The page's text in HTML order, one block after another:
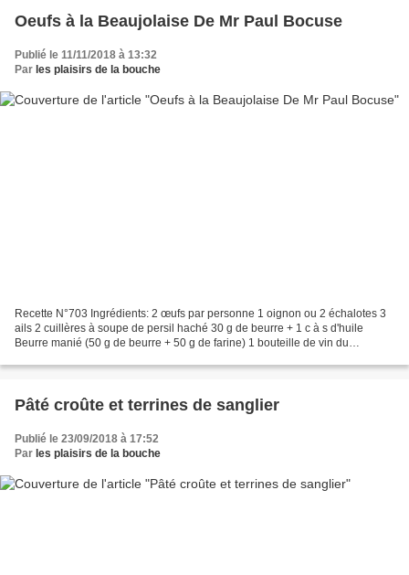
Oeufs à la Beaujolaise De Mr Paul Bocuse
Publié le 11/11/2018 à 13:32
Par les plaisirs de la bouche
Recette N°703 Ingrédients: 2 œufs par personne 1 oignon ou 2 échalotes 3
ails 2 cuillères à soupe de persil haché 30 g de beurre + 1 c à s d'huile
Beurre manié (50 g de beurre + 50 g de farine) 1 bouteille de vin du
Pâté croûte et terrines de sanglier
Publié le 23/09/2018 à 17:52
Par les plaisirs de la bouche